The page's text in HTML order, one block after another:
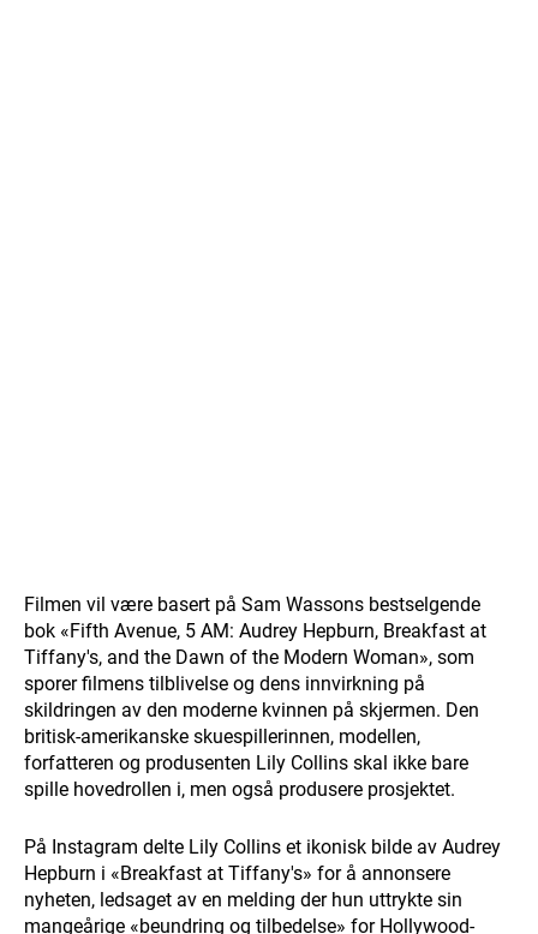
Filmen vil være basert på Sam Wassons bestselgende
bok «Fifth Avenue, 5 AM: Audrey Hepburn, Breakfast at
Tiffany's, and the Dawn of the Modern Woman», som
sporer filmens tilblivelse og dens innvirkning på
skildringen av den moderne kvinnen på skjermen. Den
britisk-amerikanske skuespillerinnen, modellen,
forfatteren og produsenten Lily Collins skal ikke bare
spille hovedrollen i, men også produsere prosjektet.
På Instagram delte Lily Collins et ikonisk bilde av Audrey
Hepburn i «Breakfast at Tiffany's» for å annonsere
nyheten, ledsaget av en melding der hun uttrykte sin
mangeårige «beundring og tilbedelse» for Hollywood-